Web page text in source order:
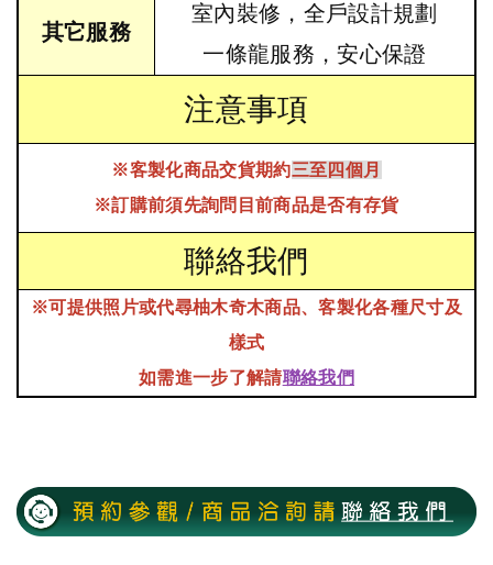
其它服務
室內裝修，全戶設計規劃
一條龍服務，安心保證
注意事項
※客製化商品交貨期約三至四個月
※訂購前須先詢問目前商品是否有存貨
聯絡我們
※可提供照片或代尋柚木奇木商品、客製化各種尺寸及
樣式
如需進一步了解請聯絡我們